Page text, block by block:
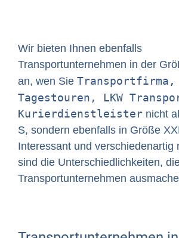
Wir bieten Ihnen ebenfalls
Transportunternehmen in der
an, wen Sie Transportfirma,
Tagestouren, LKW
Kurierdienstleister nicht
S, sondern ebenfalls in Größe
Interessant und verschiedenartig
sind die Unterschiedlichkeiten,
Transportunternehmen